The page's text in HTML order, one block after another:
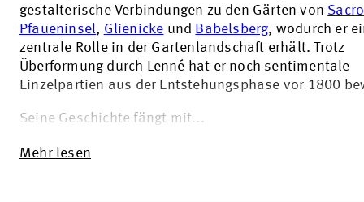
gestalterische Verbindungen zu den Gärten von
Pfaueninsel, Glienicke und Babelsberg, wodurch er
zentrale Rolle in der Gartenlandschaft erhält. Trotz
Überformung durch Lenné hat er noch sentimentale
Einzelpartien aus der Entstehungsphase vor 1800
Seine Geschichte fängt mit...
Mehr lesen